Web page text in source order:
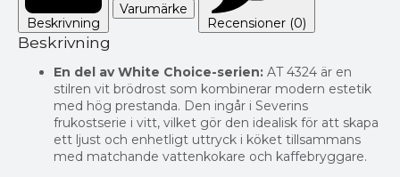
Beskrivning
Varumärke
Recensioner (0)
Beskrivning
En del av White Choice-serien: AT 4324 är en
stilren vit brödrost som kombinerar modern estetik
med hög prestanda. Den ingår i Severins
frukostserie i vitt, vilket gör den idealisk för att skapa
ett ljust och enhetligt uttryck i köket tillsammans
med matchande vattenkokare och kaffebryggare.